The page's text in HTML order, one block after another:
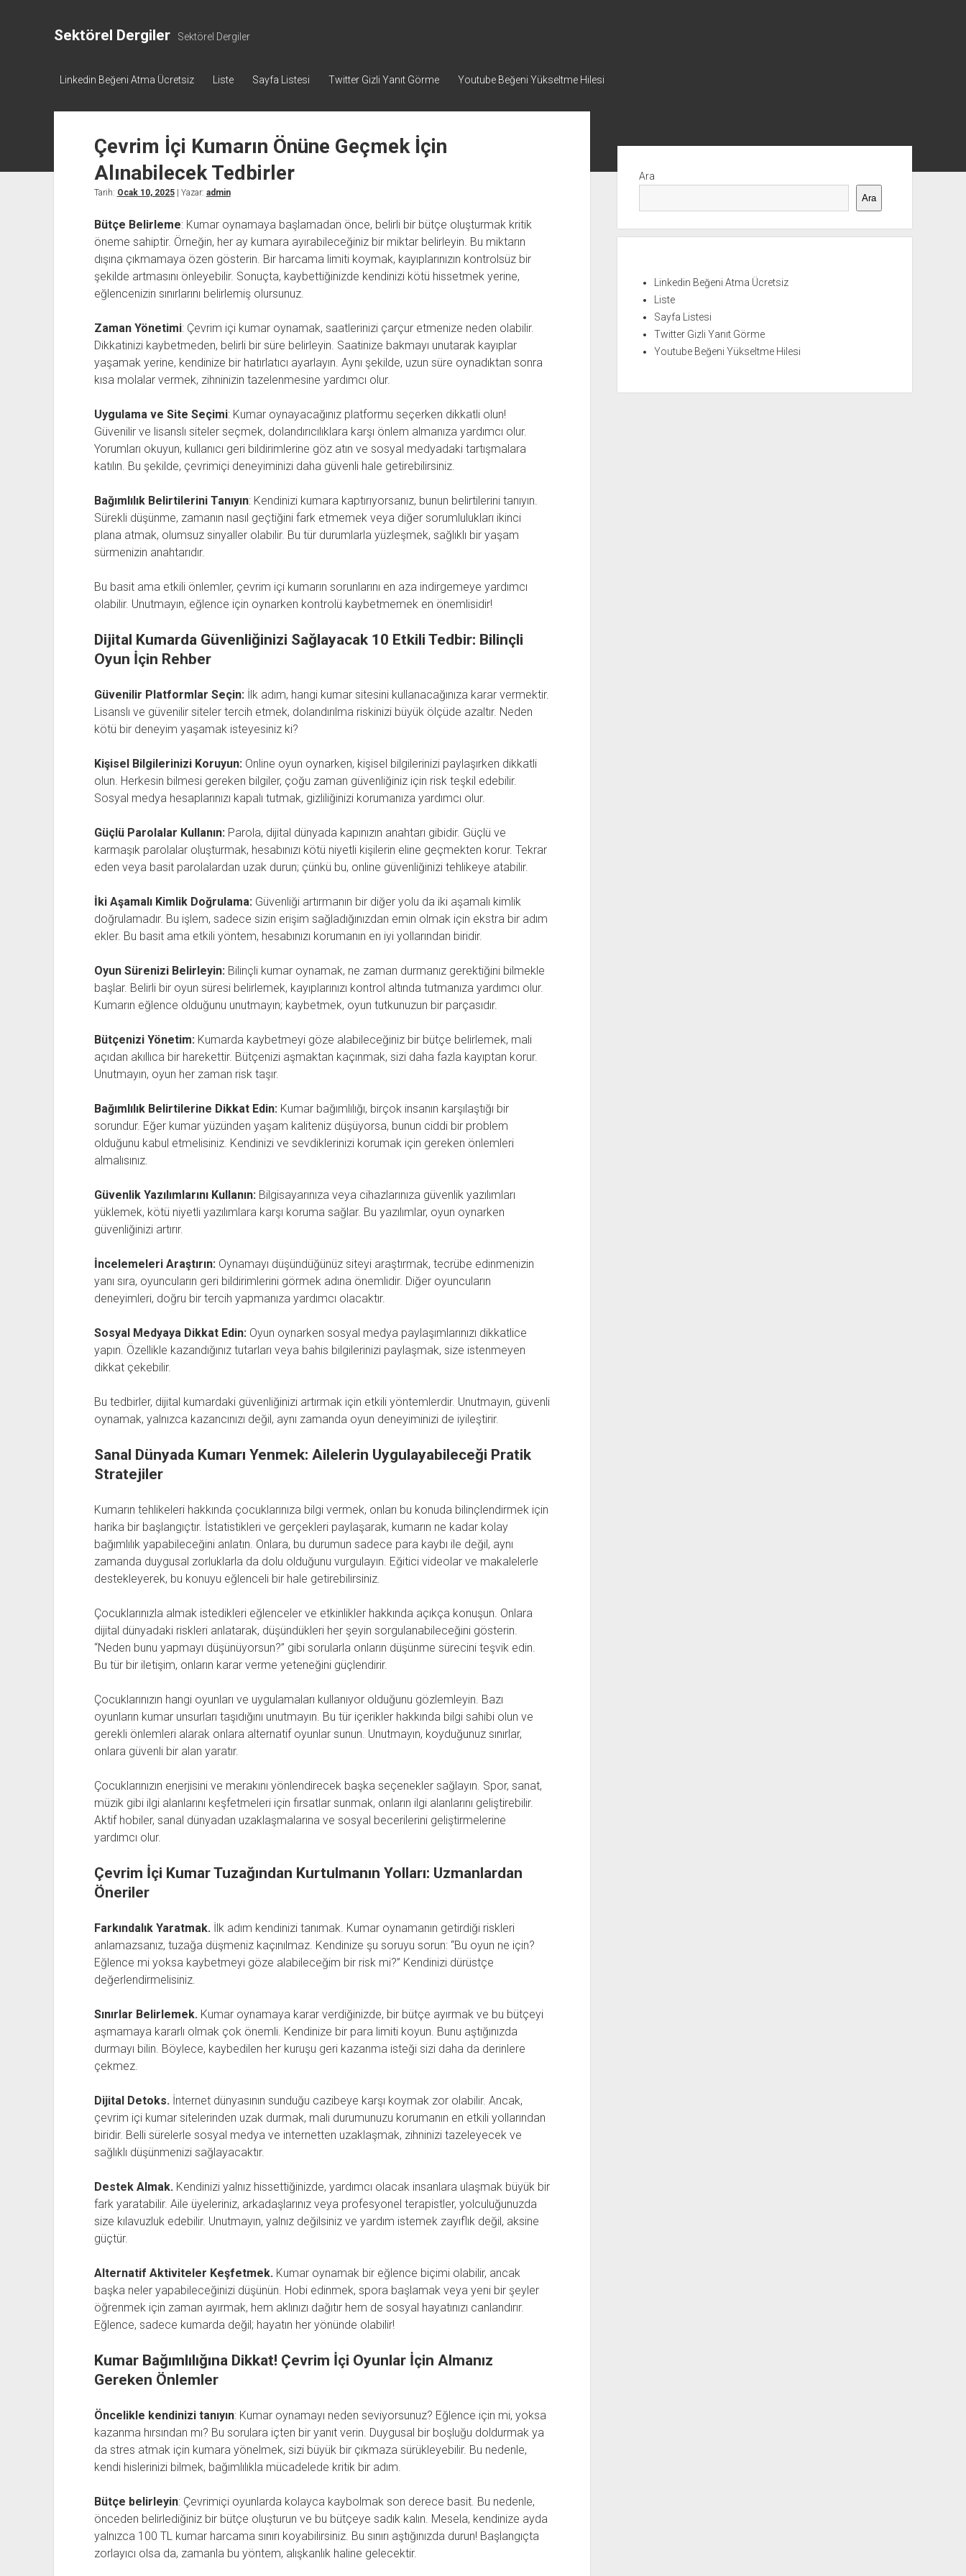
Sektörel Dergiler Sektörel Dergiler
Linkedin Beğeni Atma Ücretsiz Liste Sayfa Listesi Twitter Gizli Yanıt Görme Youtube Beğeni Yükseltme Hilesi
Çevrim İçi Kumarın Önüne Geçmek İçin
Alınabilecek Tedbirler
Tarih: Ocak 10, 2025| Yazar: admin
Bütçe Belirleme: Kumar oynamaya başlamadan önce, belirli bir bütçe oluşturmak kritik
öneme sahiptir. Örneğin, her ay kumara ayırabileceğiniz bir miktar belirleyin. Bu miktarın
dışına çıkmamaya özen gösterin. Bir harcama limiti koymak, kayıplarınızın kontrolsüz bir
şekilde artmasını önleyebilir. Sonuçta, kaybettiğinizde kendinizi kötü hissetmek yerine,
eğlencenizin sınırlarını belirlemiş olursunuz.
Zaman Yönetimi: Çevrim içi kumar oynamak, saatlerinizi çarçur etmenize neden olabilir.
Dikkatinizi kaybetmeden, belirli bir süre belirleyin. Saatinize bakmayı unutarak kayıplar
yaşamak yerine, kendinize bir hatırlatıcı ayarlayın. Aynı şekilde, uzun süre oynadıktan sonra
kısa molalar vermek, zihninizin tazelenmesine yardımcı olur.
Uygulama ve Site Seçimi: Kumar oynayacağınız platformu seçerken dikkatli olun!
Güvenilir ve lisanslı siteler seçmek, dolandırıcılıklara karşı önlem almanıza yardımcı olur.
Yorumları okuyun, kullanıcı geri bildirimlerine göz atın ve sosyal medyadaki tartışmalara
katılın. Bu şekilde, çevrimiçi deneyiminizi daha güvenli hale getirebilirsiniz.
Bağımlılık Belirtilerini Tanıyın: Kendinizi kumara kaptırıyorsanız, bunun belirtilerini tanıyın.
Sürekli düşünme, zamanın nasıl geçtiğini fark etmemek veya diğer sorumlulukları ikinci
plana atmak, olumsuz sinyaller olabilir. Bu tür durumlarla yüzleşmek, sağlıklı bir yaşam
sürmenizin anahtarıdır.
Bu basit ama etkili önlemler, çevrim içi kumarın sorunlarını en aza indirgemeye yardımcı
olabilir. Unutmayın, eğlence için oynarken kontrolü kaybetmemek en önemlisidir!
Dijital Kumarda Güvenliğinizi Sağlayacak 10 Etkili Tedbir: Bilinçli
Oyun İçin Rehber
Güvenilir Platformlar Seçin:İlk adım, hangi kumar sitesini kullanacağınıza karar vermektir.
Lisanslı ve güvenilir siteler tercih etmek, dolandırılma riskinizi büyük ölçüde azaltır. Neden
kötü bir deneyim yaşamak isteyesiniz ki?
Kişisel Bilgilerinizi Koruyun:Online oyun oynarken, kişisel bilgilerinizi paylaşırken dikkatli
olun. Herkesin bilmesi gereken bilgiler, çoğu zaman güvenliğiniz için risk teşkil edebilir.
Sosyal medya hesaplarınızı kapalı tutmak, gizliliğinizi korumanıza yardımcı olur.
Güçlü Parolalar Kullanın:Parola, dijital dünyada kapınızın anahtarı gibidir. Güçlü ve
karmaşık parolalar oluşturmak, hesabınızı kötü niyetli kişilerin eline geçmekten korur. Tekrar
eden veya basit parolalardan uzak durun; çünkü bu, online güvenliğinizi tehlikeye atabilir.
İki Aşamalı Kimlik Doğrulama:Güvenliği artırmanın bir diğer yolu da iki aşamalı kimlik
doğrulamadır. Bu işlem, sadece sizin erişim sağladığınızdan emin olmak için ekstra bir adım
ekler. Bu basit ama etkili yöntem, hesabınızı korumanın en iyi yollarından biridir.
Oyun Sürenizi Belirleyin:Bilinçli kumar oynamak, ne zaman durmanız gerektiğini bilmekle
başlar. Belirli bir oyun süresi belirlemek, kayıplarınızı kontrol altında tutmanıza yardımcı olur.
Kumarın eğlence olduğunu unutmayın; kaybetmek, oyun tutkunuzun bir parçasıdır.
Bütçenizi Yönetim:Kumarda kaybetmeyi göze alabileceğiniz bir bütçe belirlemek, mali
açıdan akıllıca bir harekettir. Bütçenizi aşmaktan kaçınmak, sizi daha fazla kayıptan korur.
Unutmayın, oyun her zaman risk taşır.
Bağımlılık Belirtilerine Dikkat Edin:Kumar bağımlılığı, birçok insanın karşılaştığı bir
sorundur. Eğer kumar yüzünden yaşam kaliteniz düşüyorsa, bunun ciddi bir problem
olduğunu kabul etmelisiniz. Kendinizi ve sevdiklerinizi korumak için gereken önlemleri
almalısınız.
Güvenlik Yazılımlarını Kullanın:Bilgisayarınıza veya cihazlarınıza güvenlik yazılımları
yüklemek, kötü niyetli yazılımlara karşı koruma sağlar. Bu yazılımlar, oyun oynarken
güvenliğinizi artırır.
İncelemeleri Araştırın:Oynamayı düşündüğünüz siteyi araştırmak, tecrübe edinmenizin
yanı sıra, oyuncuların geri bildirimlerini görmek adına önemlidir. Diğer oyuncuların
deneyimleri, doğru bir tercih yapmanıza yardımcı olacaktır.
Sosyal Medyaya Dikkat Edin:Oyun oynarken sosyal medya paylaşımlarınızı dikkatlice
yapın. Özellikle kazandığınız tutarları veya bahis bilgilerinizi paylaşmak, size istenmeyen
dikkat çekebilir.
Bu tedbirler, dijital kumardaki güvenliğinizi artırmak için etkili yöntemlerdir. Unutmayın, güvenli
oynamak, yalnızca kazancınızı değil, aynı zamanda oyun deneyiminizi de iyileştirir.
Sanal Dünyada Kumarı Yenmek: Ailelerin Uygulayabileceği Pratik
Stratejiler
Kumarın tehlikeleri hakkında çocuklarınıza bilgi vermek, onları bu konuda bilinçlendirmek için
harika bir başlangıçtır. İstatistikleri ve gerçekleri paylaşarak, kumarın ne kadar kolay
bağımlılık yapabileceğini anlatın. Onlara, bu durumun sadece para kaybı ile değil, aynı
zamanda duygusal zorluklarla da dolu olduğunu vurgulayın. Eğitici videolar ve makalelerle
destekleyerek, bu konuyu eğlenceli bir hale getirebilirsiniz.
Çocuklarınızla almak istedikleri eğlenceler ve etkinlikler hakkında açıkça konuşun. Onlara
dijital dünyadaki riskleri anlatarak, düşündükleri her şeyin sorgulanabileceğini gösterin.
“Neden bunu yapmayı düşünüyorsun?” gibi sorularla onların düşünme sürecini teşvik edin.
Bu tür bir iletişim, onların karar verme yeteneğini güçlendirir.
Çocuklarınızın hangi oyunları ve uygulamaları kullanıyor olduğunu gözlemleyin. Bazı
oyunların kumar unsurları taşıdığını unutmayın. Bu tür içerikler hakkında bilgi sahibi olun ve
gerekli önlemleri alarak onlara alternatif oyunlar sunun. Unutmayın, koyduğunuz sınırlar,
onlara güvenli bir alan yaratır.
Çocuklarınızın enerjisini ve merakını yönlendirecek başka seçenekler sağlayın. Spor, sanat,
müzik gibi ilgi alanlarını keşfetmeleri için fırsatlar sunmak, onların ilgi alanlarını geliştirebilir.
Aktif hobiler, sanal dünyadan uzaklaşmalarına ve sosyal becerilerini geliştirmelerine
yardımcı olur.
Çevrim İçi Kumar Tuzağından Kurtulmanın Yolları: Uzmanlardan
Öneriler
Farkındalık Yaratmak.İlk adım kendinizi tanımak. Kumar oynamanın getirdiği riskleri
anlamazsanız, tuzağa düşmeniz kaçınılmaz. Kendinize şu soruyu sorun: “Bu oyun ne için?
Eğlence mi yoksa kaybetmeyi göze alabileceğim bir risk mi?” Kendinizi dürüstçe
değerlendirmelisiniz.
Sınırlar Belirlemek.Kumar oynamaya karar verdiğinizde, bir bütçe ayırmak ve bu bütçeyi
aşmamaya kararlı olmak çok önemli. Kendinize bir para limiti koyun. Bunu aştığınızda
durmayı bilin. Böylece, kaybedilen her kuruşu geri kazanma isteği sizi daha da derinlere
çekmez.
Dijital Detoks.İnternet dünyasının sunduğu cazibeye karşı koymak zor olabilir. Ancak,
çevrim içi kumar sitelerinden uzak durmak, mali durumunuzu korumanın en etkili yollarından
biridir. Belli sürelerle sosyal medya ve internetten uzaklaşmak, zihninizi tazeleyecek ve
sağlıklı düşünmenizi sağlayacaktır.
Destek Almak.Kendinizi yalnız hissettiğinizde, yardımcı olacak insanlara ulaşmak büyük bir
fark yaratabilir. Aile üyeleriniz, arkadaşlarınız veya profesyonel terapistler, yolculuğunuzda
size kılavuzluk edebilir. Unutmayın, yalnız değilsiniz ve yardım istemek zayıflık değil, aksine
güçtür.
Alternatif Aktiviteler Keşfetmek.Kumar oynamak bir eğlence biçimi olabilir, ancak
başka neler yapabileceğinizi düşünün. Hobi edinmek, spora başlamak veya yeni bir şeyler
öğrenmek için zaman ayırmak, hem aklınızı dağıtır hem de sosyal hayatınızı canlandırır.
Eğlence, sadece kumarda değil; hayatın her yönünde olabilir!
Kumar Bağımlılığına Dikkat! Çevrim İçi Oyunlar İçin Almanız
Gereken Önlemler
Öncelikle kendinizi tanıyın: Kumar oynamayı neden seviyorsunuz? Eğlence için mi, yoksa
kazanma hırsından mı? Bu sorulara içten bir yanıt verin. Duygusal bir boşluğu doldurmak ya
da stres atmak için kumara yönelmek, sizi büyük bir çıkmaza sürükleyebilir. Bu nedenle,
kendi hislerinizi bilmek, bağımlılıkla mücadelede kritik bir adım.
Bütçe belirleyin: Çevrimiçi oyunlarda kolayca kaybolmak son derece basit. Bu nedenle,
önceden belirlediğiniz bir bütçe oluşturun ve bu bütçeye sadık kalın. Mesela, kendinize ayda
yalnızca 100 TL kumar harcama sınırı koyabilirsiniz. Bu sınırı aştığınızda durun! Başlangıçta
zorlayıcı olsa da, zamanla bu yöntem, alışkanlık haline gelecektir.
Menü
Ara
Ara
Linkedin Beğeni Atma Ücretsiz
Liste
Sayfa Listesi
Twitter Gizli Yanıt Görme
Youtube Beğeni Yükseltme Hilesi